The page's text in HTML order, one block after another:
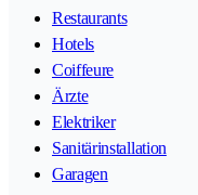
Restaurants
Hotels
Coiffeure
Ärzte
Elektriker
Sanitärinstallation
Garagen